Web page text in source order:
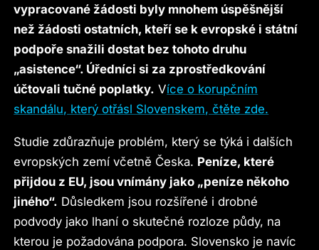
vypracované žádosti byly mnohem úspěšnější
než žádosti ostatních, kteří se k evropské i státní
podpoře snažili dostat bez tohoto druhu
„asistence“. Úředníci si za zprostředkování
účtovali tučné poplatky. Více o korupčním
skandálu, který otřásl Slovenskem, čtěte zde.
Studie zdůrazňuje problém, který se týká i dalších
evropských zemí včetně Česka. Peníze, které
přijdou z EU, jsou vnímány jako „peníze někoho
jiného“. Důsledkem jsou rozšířené i drobné
podvody jako lhaní o skutečné rozloze půdy, na
kterou je požadována podpora. Slovensko je navíc